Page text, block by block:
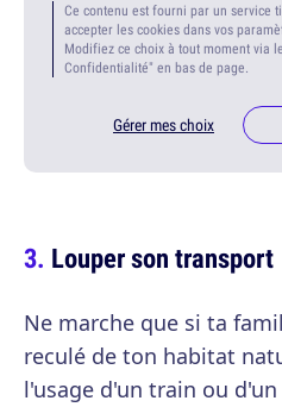
Ce contenu est fourni par un service
accepter les cookies dans vos
Modifiez ce choix à tout moment via
Confidentialité" en bas de page.
Gérer mes choix
Louper son transport
Ne marche que si ta
reculé de ton habitat
l'usage d'un train ou